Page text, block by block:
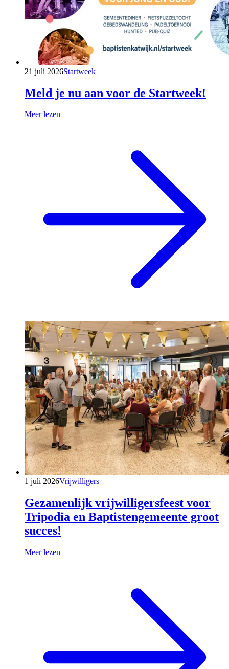
21 juli 2026Startweek
Meld je nu aan voor de Startweek!
Meer lezen
1 juli 2026Vrijwilligers
Gezamenlijk vrijwilligersfeest voor
Tripodia en Baptistengemeente groot
succes!
Meer lezen